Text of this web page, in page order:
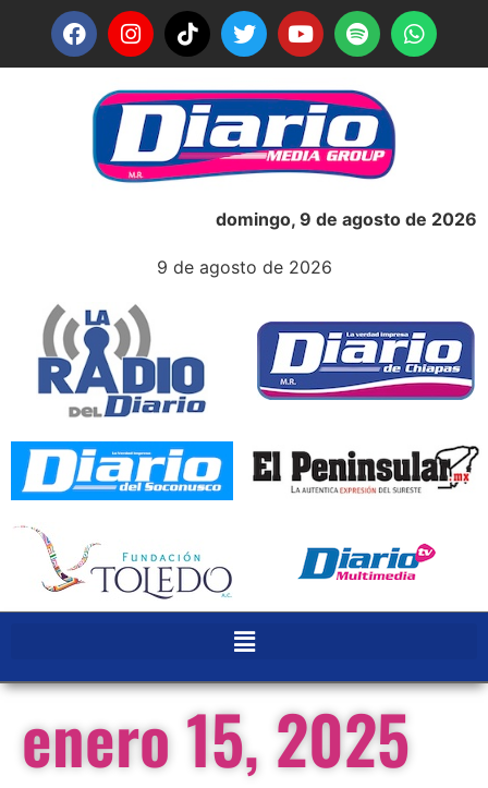
domingo, 9 de agosto de 2026
9 de agosto de 2026
enero 15, 2025